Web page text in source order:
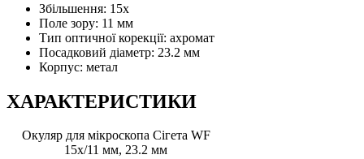
Збільшення: 15x
Поле зору: 11 мм
Тип оптичної корекції: ахромат
Посадковий діаметр: 23.2 мм
Корпус: метал
ХАРАКТЕРИСТИКИ
Окуляр для мікроскопа Сігета WF
15x/11 мм, 23.2 мм